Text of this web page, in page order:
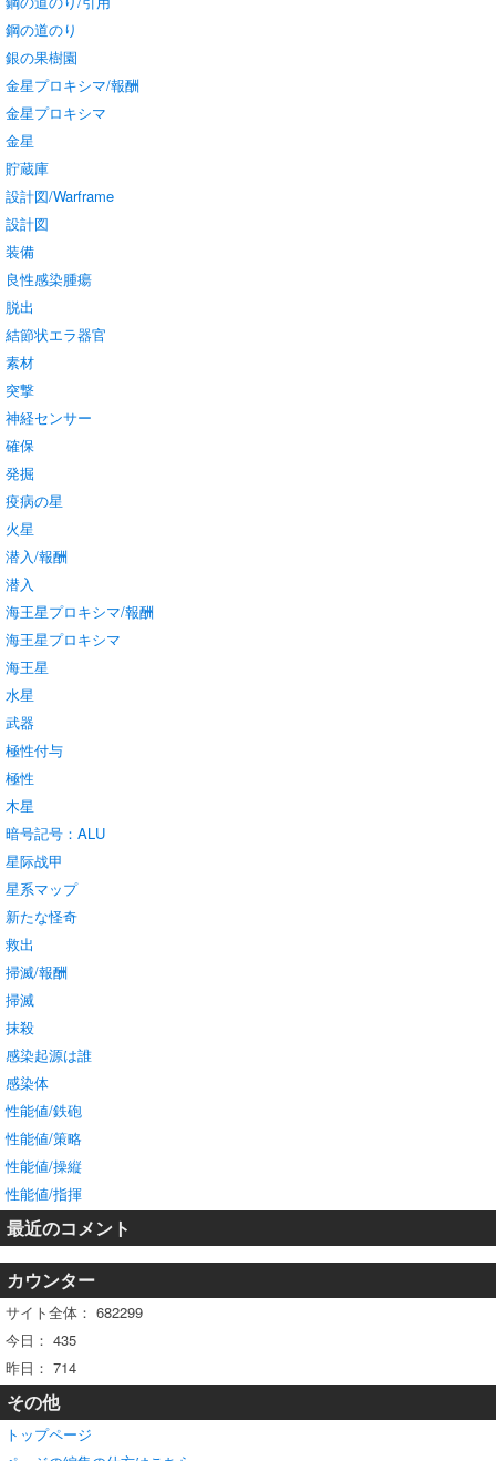
鋼の道のり
銀の果樹園
金星プロキシマ/報酬
金星プロキシマ
金星
貯蔵庫
設計図/Warframe
設計図
装備
良性感染腫瘍
脱出
結節状エラ器官
素材
突撃
神経センサー
確保
発掘
疫病の星
火星
潜入/報酬
潜入
海王星プロキシマ/報酬
海王星プロキシマ
海王星
水星
武器
極性付与
極性
木星
暗号記号：ALU
星际战甲
星系マップ
新たな怪奇
救出
掃滅/報酬
掃滅
抹殺
感染起源は誰
感染体
性能値/鉄砲
性能値/策略
性能値/操縦
性能値/指揮
最近のコメント
カウンター
サイト全体： 682299
今日： 435
昨日： 714
その他
トップページ